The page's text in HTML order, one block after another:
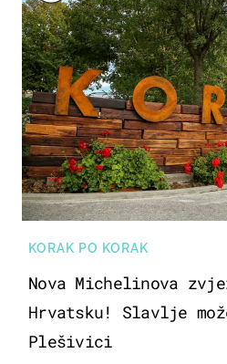
KORAK PO KORAK
Nova Michelinova
Hrvatsku! Slavlje
Plešivici